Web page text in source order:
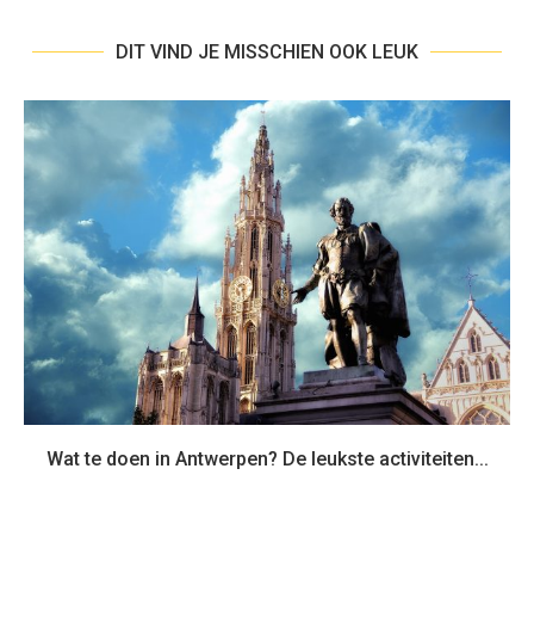
DIT VIND JE MISSCHIEN OOK LEUK
Wat te doen in Antwerpen? De leukste activiteiten...